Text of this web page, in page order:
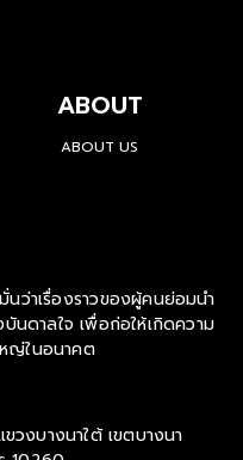
ABOUT
ABOUT US
ว่าเรื่องราวของผู้คนย่อมนำ
นดาลใจ เพื่อก่อให้เกิดความ
ญ่ในอนาคต
งบางนาใต้ เขตบางนา